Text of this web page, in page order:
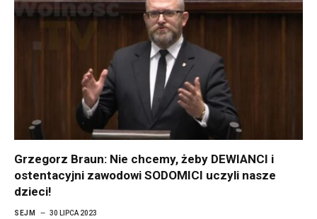
Grzegorz Braun: Nie chcemy, żeby DEWIANCI i
ostentacyjni zawodowi SODOMICI uczyli nasze
dzieci!
SEJM 30 LIPCA 2023